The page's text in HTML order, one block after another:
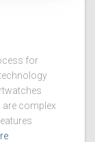
for
are complex